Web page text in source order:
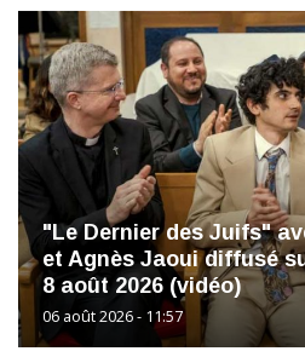
"Le Dernier des Juifs"
et Agnès Jaoui diffusé
8 août 2026 (vidéo)
06 août 2026 - 11:57